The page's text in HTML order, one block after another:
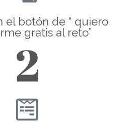
el botón de “ quiero
gratis al reto”
2